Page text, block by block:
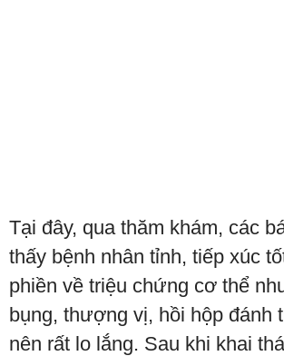
Tại đây, qua thăm khám, các
thấy bệnh nhân tỉnh, tiếp xúc
phiền về triệu chứng cơ thể
bụng, thượng vị, hồi hộp đánh
nên rất lo lắng. Sau khi khai